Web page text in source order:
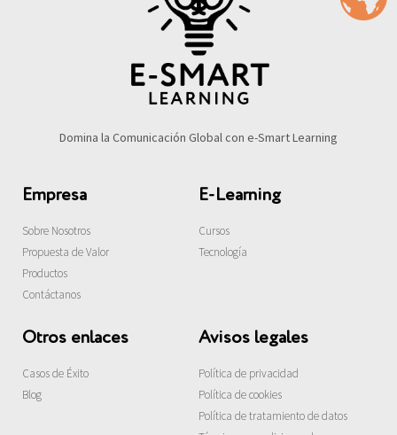
Domina la Comunicación Global con e-Smart Learning
Empresa
Sobre Nosotros
Propuesta de Valor
Productos
Contáctanos
E-Learning
Cursos
Tecnología
Otros enlaces
Casos de Éxito
Blog
Avisos legales
Política de privacidad
Política de cookies
Política de tratamiento de datos